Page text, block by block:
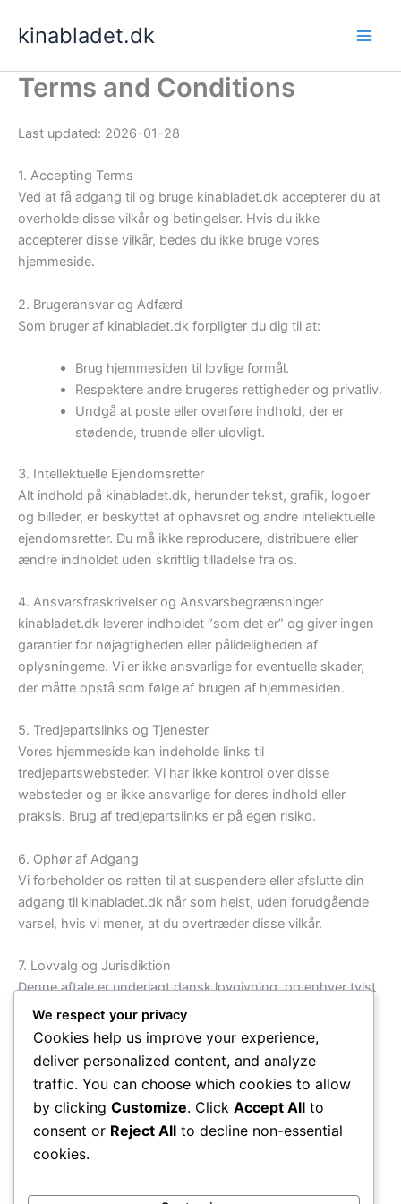
kinabladet.dk
Terms and Conditions
Last updated: 2026-01-28
1. Accepting Terms
Ved at få adgang til og bruge kinabladet.dk accepterer du at
overholde disse vilkår og betingelser. Hvis du ikke
accepterer disse vilkår, bedes du ikke bruge vores
hjemmeside.
2. Brugeransvar og Adfærd
Som bruger af kinabladet.dk forpligter du dig til at:
Brug hjemmesiden til lovlige formål.
Respektere andre brugeres rettigheder og privatliv.
Undgå at poste eller overføre indhold, der er
stødende, truende eller ulovligt.
3. Intellektuelle Ejendomsretter
Alt indhold på kinabladet.dk, herunder tekst, grafik, logoer
og billeder, er beskyttet af ophavsret og andre intellektuelle
ejendomsretter. Du må ikke reproducere, distribuere eller
ændre indholdet uden skriftlig tilladelse fra os.
4. Ansvarsfraskrivelser og Ansvarsbegrænsninger
kinabladet.dk leverer indholdet “som det er” og giver ingen
garantier for nøjagtigheden eller pålideligheden af
oplysningerne. Vi er ikke ansvarlige for eventuelle skader,
der måtte opstå som følge af brugen af hjemmesiden.
5. Tredjepartslinks og Tjenester
Vores hjemmeside kan indeholde links til
tredjepartswebsteder. Vi har ikke kontrol over disse
websteder og er ikke ansvarlige for deres indhold eller
praksis. Brug af tredjepartslinks er på egen risiko.
6. Ophør af Adgang
Vi forbeholder os retten til at suspendere eller afslutte din
adgang til kinabladet.dk når som helst, uden forudgående
varsel, hvis vi mener, at du overtræder disse vilkår.
7. Lovvalg og Jurisdiktion
Denne aftale er underlagt dansk lovgivning, og enhver tvist
skal afgøres ved de danske domstole.
8. Ændringer til Vilkår
Vi forbeholder os retten til at ændre disse vilkår når som
helst. Ændringer vil træde i kraft ved offentliggørelsen på
kinabladet.dk. Det er dit ansvar at gennemgå vilkårene
regelmæssigt.
We respect your privacy
Cookies help us improve your experience,
deliver personalized content, and analyze
traffic. You can choose which cookies to allow
by clicking Customize. Click Accept All to
consent or Reject All to decline non-essential
cookies.